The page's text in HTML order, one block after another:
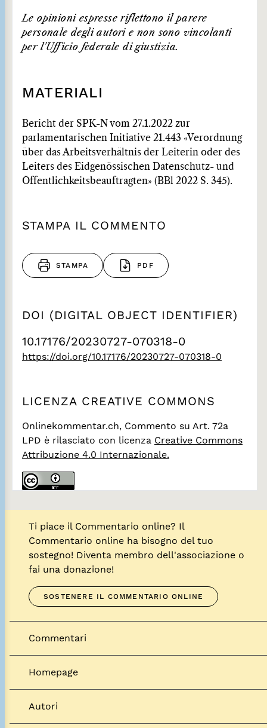
Le opinioni espresse riflettono il parere
personale degli autori e non sono vincolanti
per l'Ufficio federale di giustizia.
MATERIALI
Bericht der SPK-N vom 27.1.2022 zur
parlamentarischen Initiative 21.443 «Verordnung
über das Arbeitsverhältnis der Leiterin oder des
Leiters des Eidgenössischen Datenschutz- und
Öffentlichkeitsbeauftragten» (BBl 2022 S. 345).
STAMPA IL COMMENTO
STAMPA PDF
DOI (DIGITAL OBJECT IDENTIFIER)
10.17176/20230727-070318-0
https://doi.org/10.17176/20230727-070318-0
LICENZA CREATIVE COMMONS
Onlinekommentar.ch, Commento su Art. 72a
LPD è rilasciato con licenza Creative Commons
Attribuzione 4.0 Internazionale.
Ti piace il Commentario online? Il
Commentario online ha bisogno del tuo
sostegno! Diventa membro dell'associazione o
fai una donazione!
SOSTENERE IL COMMENTARIO ONLINE
Commentari
Homepage
Autori